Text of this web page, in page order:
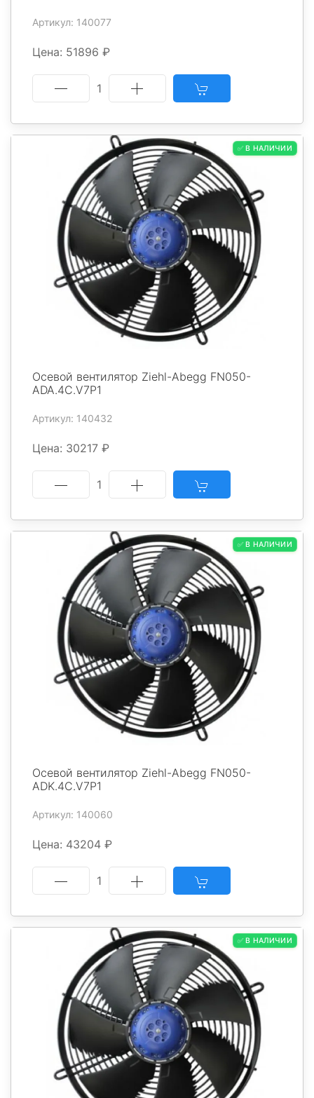
Артикул: 140077
Цена: 51896 ₽
1
✅ В НАЛИЧИИ
Осевой вентилятор Ziehl-Abegg FN050-
ADA.4C.V7P1
Артикул: 140432
Цена: 30217 ₽
1
✅ В НАЛИЧИИ
Осевой вентилятор Ziehl-Abegg FN050-
ADK.4C.V7P1
Артикул: 140060
Цена: 43204 ₽
1
✅ В НАЛИЧИИ